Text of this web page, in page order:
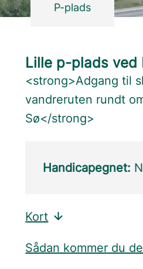
P-plads
Lille p-plads ved
<strong>Adgang til
vandreruten rundt
Sø</strong>
Handicapegnet:
Kort
Sådan kommer du